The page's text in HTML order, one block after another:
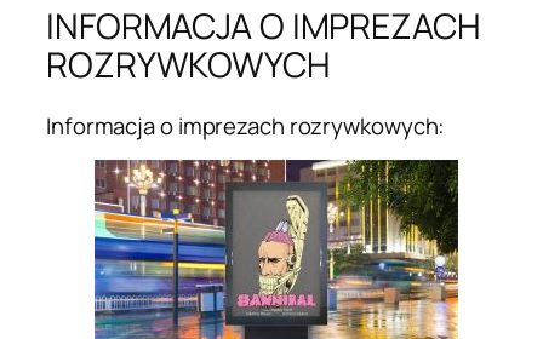
INFORMACJA O IMPREZACH
ROZRYWKOWYCH
Informacja o imprezach rozrywkowych: